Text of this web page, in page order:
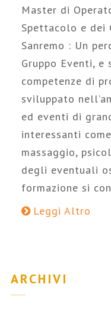
Master di
Spettacolo e dei
Sanremo : Un
Gruppo Eventi,
competenze di
sviluppato
ed eventi di
interessanti
massaggio,
degli eventuali
formazione si
Leggi Altro
ARCHIVI